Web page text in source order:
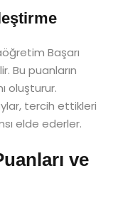
Başarı
Bu puanların
oluşturur.
tercih ettikleri
elde ederler.
ve